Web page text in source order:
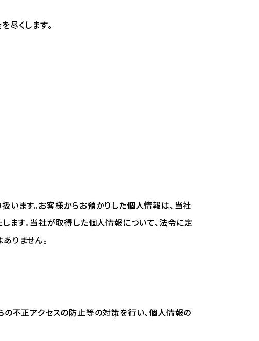
くします。
ます。お客様からお預かりした個人情報は、当社
ます。当社が取得した個人情報について、法令に定
りません。
不正アクセスの防止等の対策を行い、個人情報の